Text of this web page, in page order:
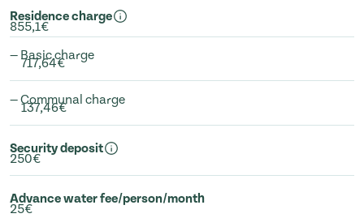
Residence charge
855,1€
— Basic charge
717,64€
— Communal charge
137,46€
Security deposit
250€
Advance water fee/person/month
25€